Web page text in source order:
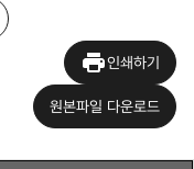
인쇄하기
원본파일 다운로드